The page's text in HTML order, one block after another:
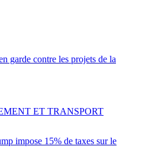
garde contre les projets de la
impose 15% de taxes sur le
ET TRANSPORT